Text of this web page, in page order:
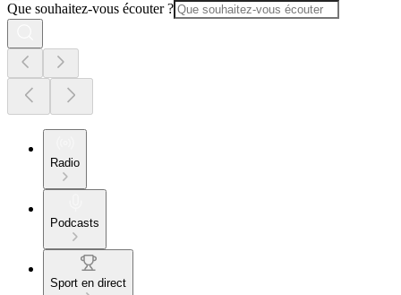
Que souhaitez-vous écouter ?
Radio
Podcasts
Sport en direct